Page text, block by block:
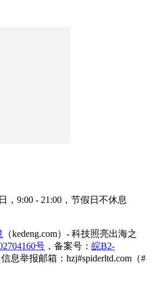
，9:00 - 21:00，节假日不休息
（kedeng.com）- 科技照亮出海之
号 ，备案号： 皖B2-
息举报邮箱：hzj#spiderltd.com（#